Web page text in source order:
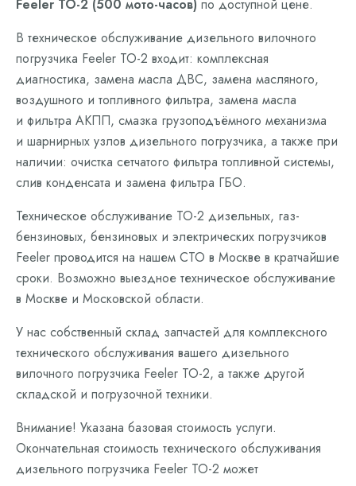
Feeler ТО-2 (500 мото-часов) по доступной цене.
В техническое обслуживание дизельного вилочного
погрузчика Feeler ТО-2 входит: комплексная
диагностика, замена масла ДВС, замена масляного,
воздушного и топливного фильтра, замена масла
и фильтра АКПП, смазка грузоподъёмного механизма
и шарнирных узлов дизельного погрузчика, а также при
наличии: очистка сетчатого фильтра топливной системы,
слив конденсата и замена фильтра ГБО.
Техническое обслуживание ТО-2 дизельных, газ-
бензиновых, бензиновых и электрических погрузчиков
Feeler проводится на нашем СТО в Москве в кратчайшие
сроки. Возможно выездное техническое обслуживание
в Москве и Московской области.
У нас собственный склад запчастей для комплексного
технического обслуживания вашего дизельного
вилочного погрузчика Feeler ТО-2, а также другой
складской и погрузочной техники.
Внимание! Указана базовая стоимость услуги.
Окончательная стоимость технического обслуживания
дизельного погрузчика Feeler ТО-2 может